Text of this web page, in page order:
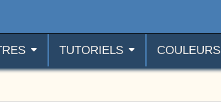
TUTORIELS COULEURS